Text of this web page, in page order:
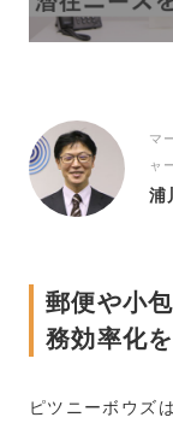
マ
ャ
浦
郵便や小
務効率化
ピツニーボウズ